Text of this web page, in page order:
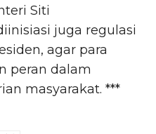
Siti
juga regulasi
agar para
peran dalam
masyarakat. ***